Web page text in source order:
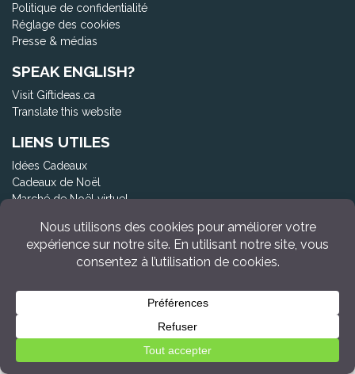
Politique de confidentialité
Réglage des cookies
Presse & médias
SPEAK ENGLISH?
Visit Giftideas.ca
Translate this website
LIENS UTILES
Idées Cadeaux
Cadeaux de Noël
Marché de Noël virtuel
Fête des Pères
Fête des Mères
Shower de bébé : le guide ultime
Produits en promotion
Guides Cadeaux Thématiques
Boutiques en ligne québécoises
Pikkado